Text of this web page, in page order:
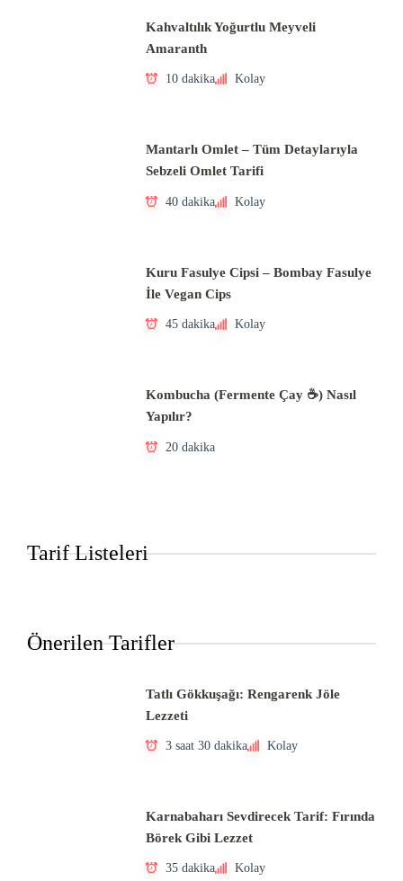
Kahvaltılık Yoğurtlu Meyveli
Amaranth
10 dakika Kolay
Mantarlı Omlet – Tüm Detaylarıyla
Sebzeli Omlet Tarifi
40 dakika Kolay
Kuru Fasulye Cipsi – Bombay Fasulye
İle Vegan Cips
45 dakika Kolay
Kombucha (Fermente Çay ☕) Nasıl
Yapılır?
20 dakika
Tarif Listeleri
Önerilen Tarifler
Tatlı Gökkuşağı: Rengarenk Jöle
Lezzeti
3 saat 30 dakika Kolay
Karnabaharı Sevdirecek Tarif: Fırında
Börek Gibi Lezzet
35 dakika Kolay